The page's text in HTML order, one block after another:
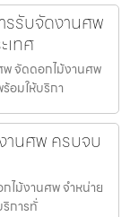
รรับจัดงานศพ
เทศ
พ จัดดอกไม้งานศพ
อมให้บริกา
านศพ ครบจบ
ไม้งานศพ จำหน่าย
การทั่